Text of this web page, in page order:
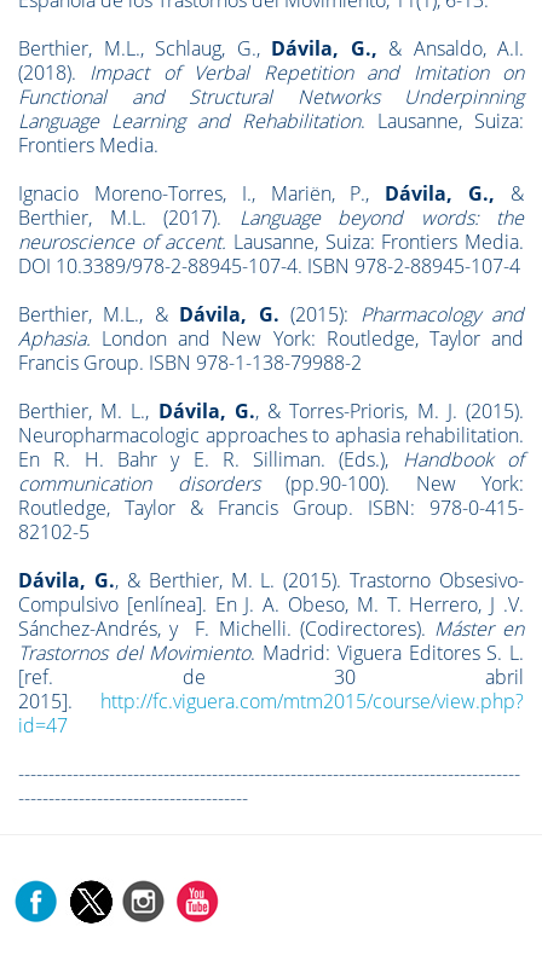
Berthier, M.L., Schlaug, G., Dávila, G., & Ansaldo, A.I.
(2018). Impact of Verbal Repetition and Imitation on
Functional and Structural Networks
Underpinning
Language Learning and Rehabilitation. Lausanne, Suiza:
Frontiers Media.
Ignacio Moreno-Torres, I., Mariën, P., Dávila, G., &
Berthier, M.L. (2017).
Language beyond words: the
neuroscience of accent. Lausanne, Suiza: Frontiers Media.
DOI 10.3389/978-2-88945-107-4. ISBN 978-2-88945-107-4
Berthier, M.L., & Dávila, G. (2015): Pharmacology and
Aphasia. London and New York: Routledge, Taylor and
Francis Group. ISBN 978-1-138-79988-2
Berthier, M. L., Dávila, G., & Torres-Prioris, M. J. (2015).
Neuropharmacologic approaches to aphasia rehabilitation.
En R. H. Bahr y E. R. Silliman. (Eds.), Handbook of
communication disorders(pp.90-100). New York:
Routledge, Taylor & Francis Group. ISBN: 978-0-415-
82102-5
Dávila, G., & Berthier, M. L. (2015). Trastorno Obsesivo-
Compulsivo [enlínea]. En J. A. Obeso, M. T. Herrero, J .V.
Sánchez-Andrés, y F. Michelli. (Codirectores). Máster en
Trastornos del Movimiento. Madrid: Viguera Editores S. L.
[ref. de 30 abril
2015]. http://fc.viguera.com/mtm2015/course/view.php?
id=47
-----------------------------------------------------------------------------------
--------------------------------------